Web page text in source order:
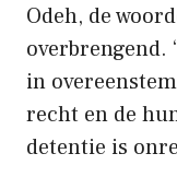
Odeh, de
overbrengend.
in
recht en de
detentie is